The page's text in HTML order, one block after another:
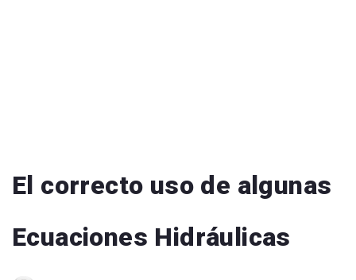
El correcto uso de algunas
Ecuaciones Hidráulicas